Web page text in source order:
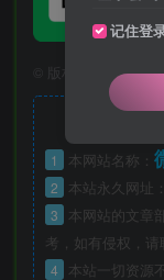
版权声明
1 本网站名称：
2 本站永久网址：
3
本网站的文章
考，如有侵权，
4
本站一切资源
记住登